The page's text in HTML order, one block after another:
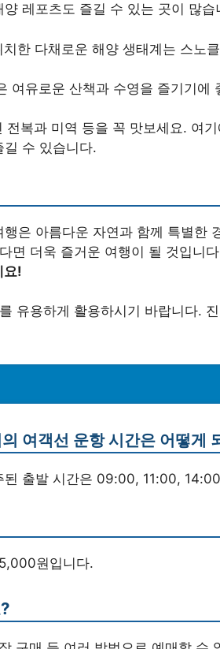
레포츠도 즐길 수 있는 곳이 많습
한 다채로운 해양 생태계는 스노
여유로운 산책과 수영을 즐기기에
전복과 미역 등을 꼭 맛보세요. 여
수 있습니다.
은 아름다운 자연과 함께 특별한
면 더욱 즐거운 여행이 될 것입니
요!
유용하게 활용하시기 바랍니다.
여객선 운항 시간은 어떻게
된 출발 시간은 09:00, 11:00,
원입니다.